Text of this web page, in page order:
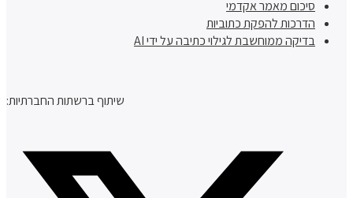
סיכום מאמר אקדמי
הדרכות להפקת כתוביות
בדיקה ממוחשבת לגילוי כתיבה על ידי AI
שיתוף ברשתות החברתיות: